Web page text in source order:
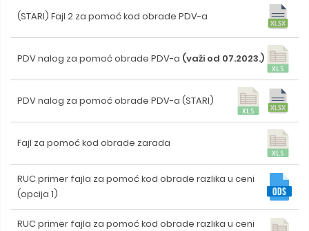
(STARI) Fajl 2 za pomoć kod obrade PDV-a
PDV nalog za pomoć obrade PDV-a (važi od 07.2023.)
PDV nalog za pomoć obrade PDV-a (STARI)
Fajl za pomoć kod obrade zarada
RUC primer fajla za pomoć kod obrade razlika u ceni
(opcija 1)
RUC primer fajla za pomoć kod obrade razlika u ceni